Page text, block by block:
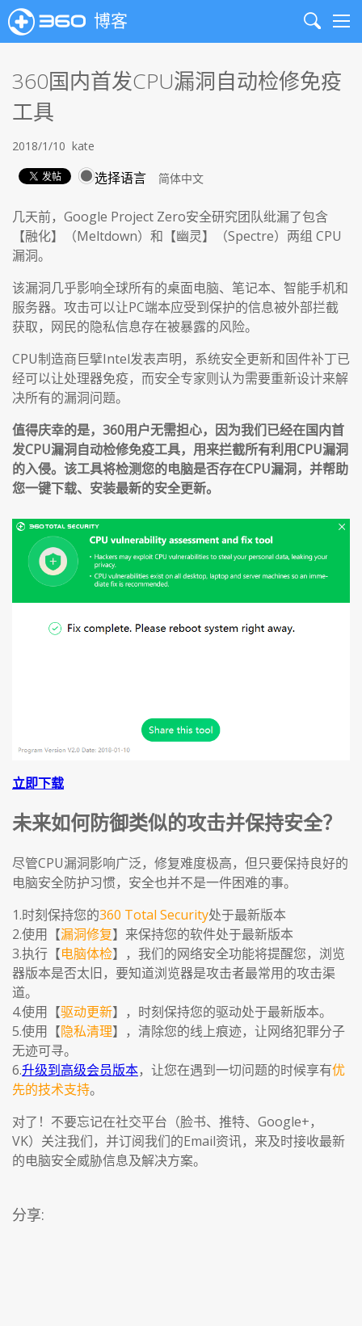
博客
Search
360国内首发CPU漏洞自动检修免疫
工具
2018/1/10 kate
选择语言
几天前，Google Project Zero安全研究团队纰漏了包含
【融化】（Meltdown）和【幽灵】（Spectre）两组 CPU
漏洞。
该漏洞几乎影响全球所有的桌面电脑、笔记本、智能手机和
服务器。攻击可以让PC端本应受到保护的信息被外部拦截
获取，网民的隐私信息存在被暴露的风险。
CPU制造商巨擘Intel发表声明，系统安全更新和固件补丁已
经可以让处理器免疫，而安全专家则认为需要重新设计来解
决所有的漏洞问题。
值得庆幸的是，360用户无需担心，因为我们已经在国内首
发CPU漏洞自动检修免疫工具，用来拦截所有利用CPU漏洞
的入侵。该工具将检测您的电脑是否存在CPU漏洞，并帮助
您一键下载、安装最新的安全更新。
立即下载
未来如何防御类似的攻击并保持安全？
尽管CPU漏洞影响广泛，修复难度极高，但只要保持良好的
电脑安全防护习惯，安全也并不是一件困难的事。
1.时刻保持您的360 Total Security处于最新版本
2.使用【漏洞修复】来保持您的软件处于最新版本
3.执行【电脑体检】，我们的网络安全功能将提醒您，浏览
器版本是否太旧，要知道浏览器是攻击者最常用的攻击渠
道。
4.使用【驱动更新】，时刻保持您的驱动处于最新版本。
5.使用【隐私清理】，清除您的线上痕迹，让网络犯罪分子
无迹可寻。
6.升级到高级会员版本，让您在遇到一切问题的时候享有优
先的技术支持。
对了！不要忘记在社交平台（脸书、推特、Google+，
VK）关注我们，并订阅我们的Email资讯，来及时接收最新
的电脑安全威胁信息及解决方案。
分享: